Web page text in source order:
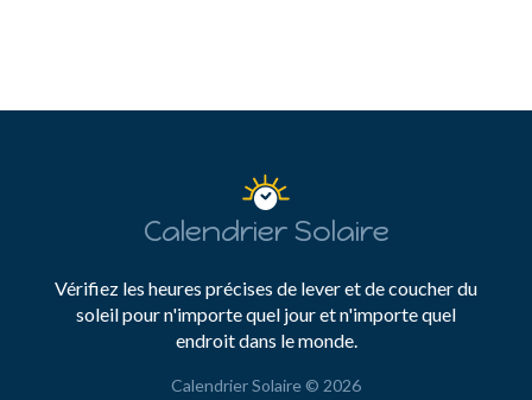
Calendrier Solaire
Vérifiez les heures précises de lever et de coucher du
soleil pour n'importe quel jour et n'importe quel
endroit dans le monde.
Calendrier Solaire © 2026